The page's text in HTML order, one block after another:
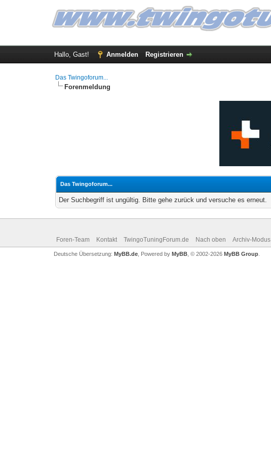
Hallo, Gast! Anmelden Registrieren
Das Twingoforum...
Forenmeldung
Das Twingoforum...
Der Suchbegriff ist ungültig. Bitte gehe zurück und versuche es erneut.
Foren-Team Kontakt TwingoTuningForum.de Nach oben Archiv-Modus
Deutsche Übersetzung: MyBB.de, Powered by MyBB, © 2002-2026 MyBB Group.